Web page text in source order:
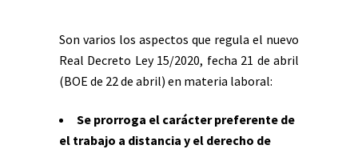
Son varios los aspectos que regula el nuevo
Real Decreto Ley 15/2020, fecha 21 de abril
(BOE de 22 de abril) en materia laboral:
Se prorroga el carácter preferente de
el trabajo a distancia y el derecho de